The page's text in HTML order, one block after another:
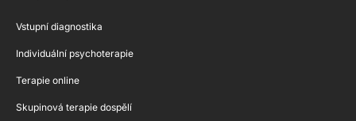
Vstupní diagnostika
Individuální psychoterapie
Terapie online
Skupinová terapie dospělí